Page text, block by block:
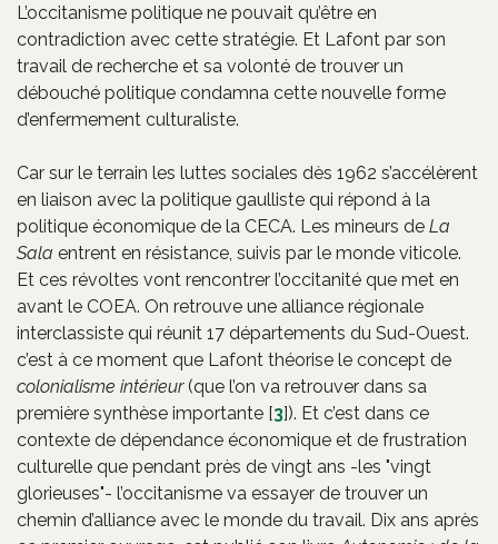
L’occitanisme politique ne pouvait qu’être en
contradiction avec cette stratégie. Et Lafont par son
travail de recherche et sa volonté de trouver un
débouché politique condamna cette nouvelle forme
d’enfermement culturaliste.
Car sur le terrain les luttes sociales dès 1962 s’accélèrent
en liaison avec la politique gaulliste qui répond à la
politique économique de la CECA. Les mineurs de La
Sala entrent en résistance, suivis par le monde viticole.
Et ces révoltes vont rencontrer l’occitanité que met en
avant le COEA. On retrouve une alliance régionale
interclassiste qui réunit 17 départements du Sud-Ouest.
c’est à ce moment que Lafont théorise le concept de
colonialisme intérieur(que l’on va retrouver dans sa
première synthèse importante [3]). Et c’est dans ce
contexte de dépendance économique et de frustration
culturelle que pendant près de vingt ans -les "vingt
glorieuses"- l’occitanisme va essayer de trouver un
chemin d’alliance avec le monde du travail. Dix ans après